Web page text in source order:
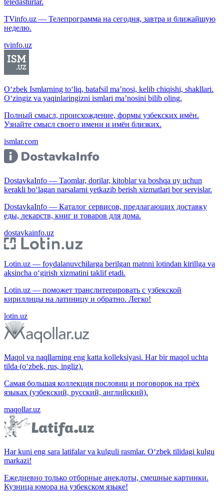
teledasturlar.
TVinfo.uz — Телепрограмма на сегодня, завтра и ближайшую
неделю.
tvinfo.uz
O‘zbek Ismlarning to‘liq, batafsil ma’nosi, kelib chiqishi, shakllari.
O‘zingiz va yaqinlaringizni ismlari ma’nosini bilib oling.
Полный смысл, происхождение, формы узбекских имён.
Узнайте смысл своего имени и имён близких.
ismlar.com
DostavkaInfo — Taomlar, dorilar, kitoblar va boshqa uy uchun
kerakli bo‘lagan narsalarni yetkazib berish xizmatlari bor servislar.
DostavkaInfo — Каталог сервисов, предлагающих доставку
еды, лекарств, книг и товаров для дома.
dostavkainfo.uz
Lotin.uz — foydalanuvchilarga berilgan matnni lotindan kirillga va
aksincha o‘girish xizmatini taklif etadi.
Lotin.uz — поможет транслитерировать с узбекской
кириллицы на латиницу и обратно. Легко!
lotin.uz
Maqol va naqllarning eng katta kolleksiyasi. Har bir maqol uchta
tilda (o‘zbek, rus, ingliz).
Самая большая коллекция пословиц и поговорок на трёх
языках (узбекский, русский, английский).
maqollar.uz
Har kuni eng sara latifalar va kulguli rasmlar. O‘zbek tilidagi kulgu
markazi!
Ежедневно только отборные анекдоты, смешные картинки.
Кузница юмора на узбекском языке!